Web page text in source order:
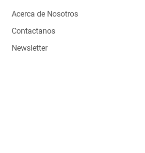
Acerca de Nosotros
Contactanos
Newsletter